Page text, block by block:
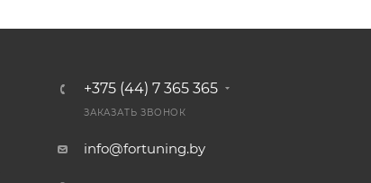
+375 (44) 7 365 365
ЗАКАЗАТЬ ЗВОНОК
info@fortuning.by